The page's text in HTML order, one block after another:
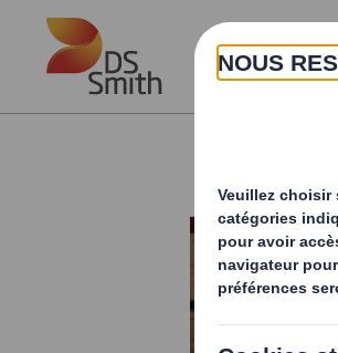
Skip to main content